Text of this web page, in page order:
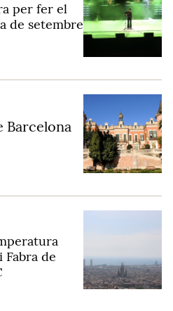
per fer el
de setembre
Barcelona
de